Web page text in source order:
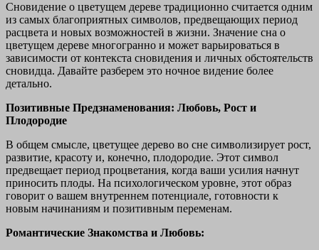
Сновидение о цветущем дереве традиционно считается одним
из самых благоприятных символов, предвещающих период
расцвета и новых возможностей в жизни. Значение сна о
цветущем дереве многогранно и может варьироваться в
зависимости от контекста сновидения и личных обстоятельств
сновидца. Давайте разберем это ночное видение более
детально.
Позитивные Предзнаменования: Любовь, Рост и
Плодородие
В общем смысле, цветущее дерево во сне символизирует рост,
развитие, красоту и, конечно, плодородие. Этот символ
предвещает период процветания, когда ваши усилия начнут
приносить плоды. На психологическом уровне, этот образ
говорит о вашем внутреннем потенциале, готовности к
новым начинаниям и позитивным переменам.
Романтические Знакомства и Любовь: